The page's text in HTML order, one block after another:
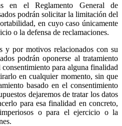
en el Reglamento General de
podrán solicitar la limitación del
en cuyo caso únicamente
o la defensa de reclamaciones.
y por motivos relacionados con su
podrán oponerse al tratamiento
para alguna finalidad
en cualquier momento, sin que
basado en el consentimiento
dejaremos de tratar los datos
para esa finalidad en concreto,
o para el ejercicio o la